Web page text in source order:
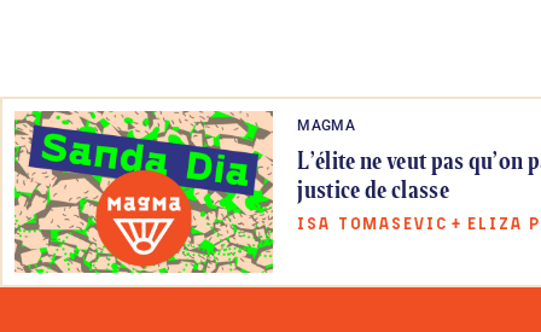
MAGMA
L’élite ne veut pas qu’on
justice de classe
ISA TOMASEVIC + ELIZA